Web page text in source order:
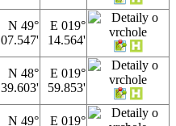
N 49°
07.547'
E 019°
14.564'
N 48°
39.603'
E 019°
59.853'
N 49°
E 019°